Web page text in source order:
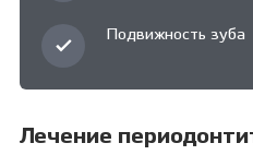
Подвижность зуба
Лечение